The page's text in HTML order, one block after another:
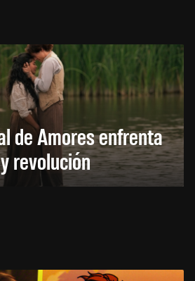
de Amores enfrenta
revolución